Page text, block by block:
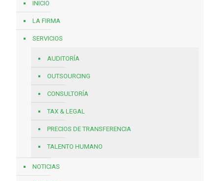
INICIO
LA FIRMA
SERVICIOS
AUDITORÍA
OUTSOURCING
CONSULTORÍA
TAX & LEGAL
PRECIOS DE TRANSFERENCIA
TALENTO HUMANO
NOTICIAS